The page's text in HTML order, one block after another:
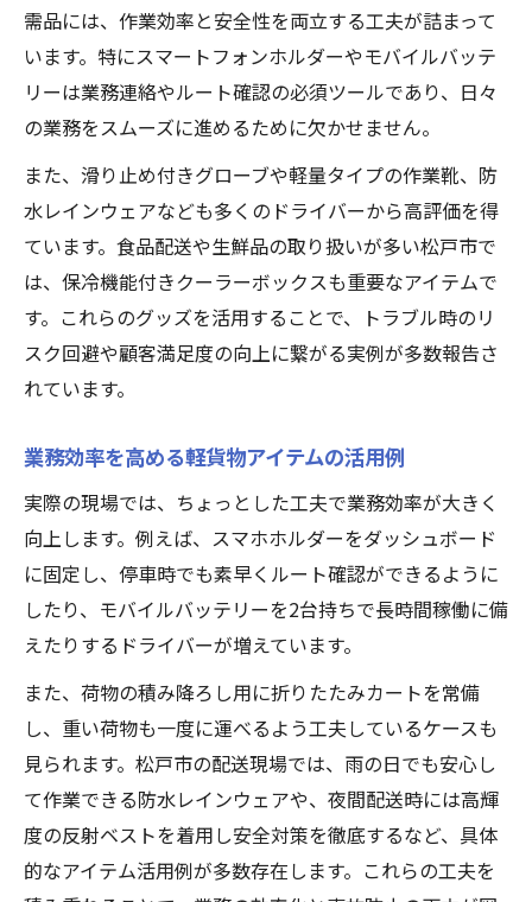
需品には、作業効率と安全性を両立する工夫が詰まって
います。特にスマートフォンホルダーやモバイルバッテ
リーは業務連絡やルート確認の必須ツールであり、日々
の業務をスムーズに進めるために欠かせません。
また、滑り止め付きグローブや軽量タイプの作業靴、防
水レインウェアなども多くのドライバーから高評価を得
ています。食品配送や生鮮品の取り扱いが多い松戸市で
は、保冷機能付きクーラーボックスも重要なアイテムで
す。これらのグッズを活用することで、トラブル時のリ
スク回避や顧客満足度の向上に繋がる実例が多数報告さ
れています。
業務効率を高める軽貨物アイテムの活用例
実際の現場では、ちょっとした工夫で業務効率が大きく
向上します。例えば、スマホホルダーをダッシュボード
に固定し、停車時でも素早くルート確認ができるように
したり、モバイルバッテリーを2台持ちで長時間稼働に備
えたりするドライバーが増えています。
また、荷物の積み降ろし用に折りたたみカートを常備
し、重い荷物も一度に運べるよう工夫しているケースも
見られます。松戸市の配送現場では、雨の日でも安心し
て作業できる防水レインウェアや、夜間配送時には高輝
度の反射ベストを着用し安全対策を徹底するなど、具体
的なアイテム活用例が多数存在します。これらの工夫を